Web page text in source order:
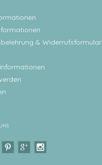
& Widerrufsformular